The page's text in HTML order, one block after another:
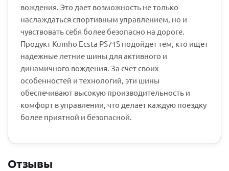
вождения. Это дает возможность не только
наслаждаться спортивным управлением, но и
чувствовать себя более безопасно на дороге.
Продукт Kumho Ecsta PS71S подойдет тем, кто ищет
надежные летние шины для активного и
динамичного вождения. За счет своих
особенностей и технологий, эти шины
обеспечивают высокую производительность и
комфорт в управлении, что делает каждую поездку
более приятной и безопасной.
Отзывы